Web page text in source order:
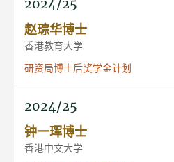
2024/25
赵琮华博士
香港教育大学
研资局博士后奖学金计划
2024/25
钟一珲博士
香港中文大学